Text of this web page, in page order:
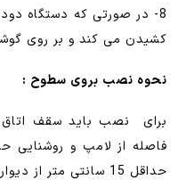
8- در صورتی که دستگاه
کشیدن می کند و بر روی
نحوه نصب بروی سطوح :
برای نصب باید سقف اتاق
حداقل 15 سانتی متر از دیوار فاصله داشته باشد